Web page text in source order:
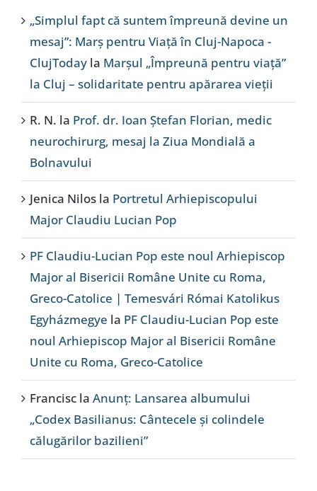
„Simplul fapt că suntem împreună devine un
mesaj”: Marș pentru Viață în Cluj-Napoca -
ClujToday la Marșul „Împreună pentru viață”
la Cluj – solidaritate pentru apărarea vieții
R. N. la Prof. dr. Ioan Ștefan Florian, medic
neurochirurg, mesaj la Ziua Mondială a
Bolnavului
Jenica Nilos la Portretul Arhiepiscopului
Major Claudiu Lucian Pop
PF Claudiu-Lucian Pop este noul Arhiepiscop
Major al Bisericii Române Unite cu Roma,
Greco-Catolice | Temesvári Római Katolikus
Egyházmegye la PF Claudiu-Lucian Pop este
noul Arhiepiscop Major al Bisericii Române
Unite cu Roma, Greco-Catolice
Francisc la Anunț: Lansarea albumului
„Codex Basilianus: Cântecele și colindele
călugărilor bazilieni”